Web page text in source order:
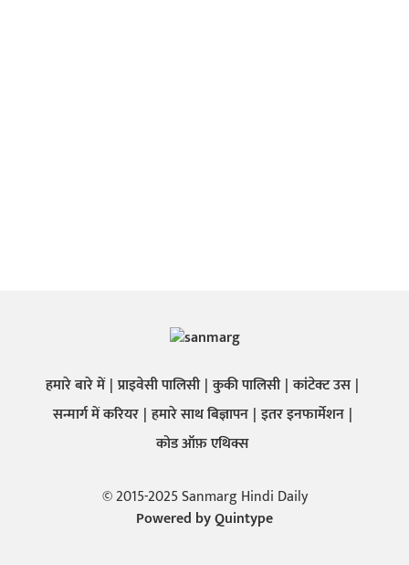
हमारे बारे में प्राइवेसी पालिसी कुकी पालिसी कांटेक्ट उस
सन्मार्ग में करियर हमारे साथ बिज्ञापन इतर इनफार्मेशन
कोड ऑफ़ एथिक्स
© 2015-2025 Sanmarg Hindi Daily
Powered byQuintype